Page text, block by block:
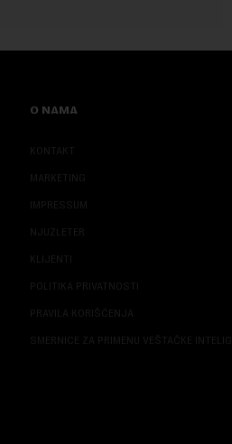
O NAMA
KONTAKT
MARKETING
IMPRESSUM
NJUZLETER
KLIJENTI
POLITIKA PRIVATNOSTI
PRAVILA KORIŠĆENJA
SMERNICE ZA PRIMENU VEŠTAČKE